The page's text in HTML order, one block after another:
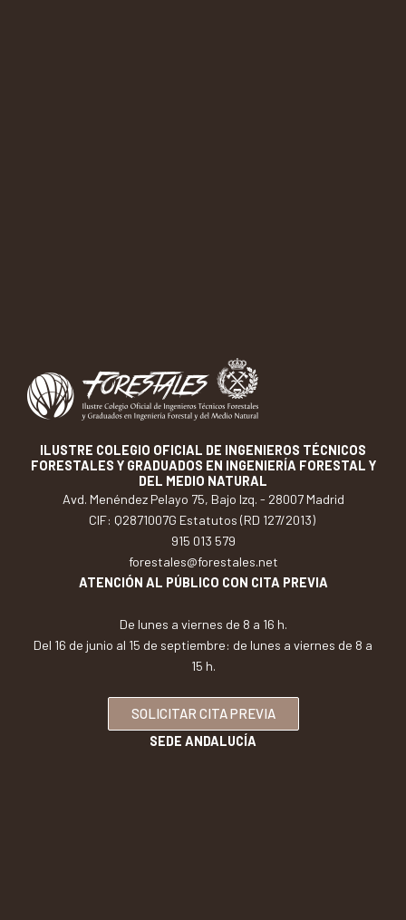
ILUSTRE COLEGIO OFICIAL DE INGENIEROS TÉCNICOS
FORESTALES Y GRADUADOS EN INGENIERÍA FORESTAL Y
DEL MEDIO NATURAL
Avd. Menéndez Pelayo 75, Bajo Izq. - 28007 Madrid
CIF: Q2871007G Estatutos (RD 127/2013)
915 013 579
forestales@forestales.net
ATENCIÓN AL PÚBLICO CON CITA PREVIA
De lunes a viernes de 8 a 16 h.
Del 16 de junio al 15 de septiembre: de lunes a viernes de 8 a
15 h.
SOLICITAR CITA PREVIA
SEDE ANDALUCÍA